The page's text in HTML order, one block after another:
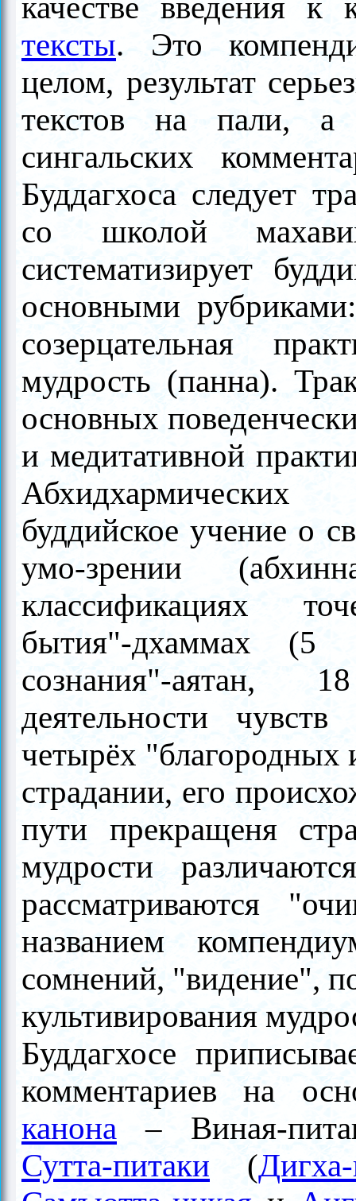
качестве введения
тексты. Это
целом, результат
текстов на пали, а
сингальских
Буддагхоса следует
со школой
систематизирует
основными
созерцательная
мудрость (панна).
основных
и медитативной
Абхидхармических
буддийское учение о
умо-зрении
классификациях
бытия"-дхаммах (5
сознания"-аятан,
деятельности
четырёх "благородных
страдании, его
пути прекращеня
мудрости
рассматриваются
названием
сомнений, "видение",
культивирования
Буддагхосе
комментариев на
канона – Виная-
Сутта-питаки (